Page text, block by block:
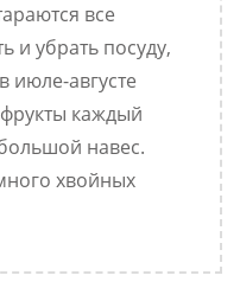
все
и убрать посуду,
августе
каждый
навес.
хвойных